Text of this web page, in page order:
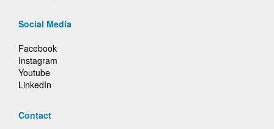
Social Media
Facebook
Instagram
Youtube
LinkedIn
Contact